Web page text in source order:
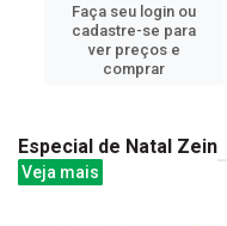
Faça seu login ou
cadastre-se para
ver preços e
comprar
Especial de Natal Zein
Veja mais